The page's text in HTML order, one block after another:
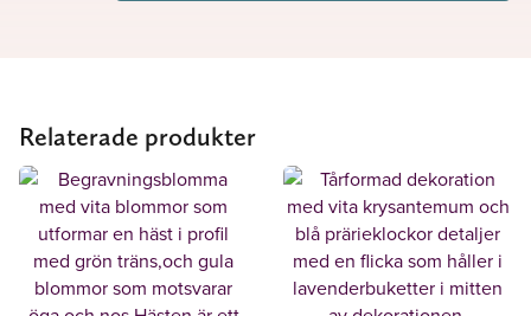
Relaterade produkter